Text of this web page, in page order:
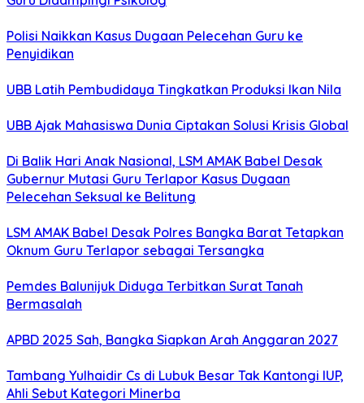
Polisi Naikkan Kasus Dugaan Pelecehan Guru ke
Penyidikan
UBB Latih Pembudidaya Tingkatkan Produksi Ikan Nila
UBB Ajak Mahasiswa Dunia Ciptakan Solusi Krisis Global
Di Balik Hari Anak Nasional, LSM AMAK Babel Desak
Gubernur Mutasi Guru Terlapor Kasus Dugaan
Pelecehan Seksual ke Belitung
LSM AMAK Babel Desak Polres Bangka Barat Tetapkan
Oknum Guru Terlapor sebagai Tersangka
Pemdes Balunijuk Diduga Terbitkan Surat Tanah
Bermasalah
APBD 2025 Sah, Bangka Siapkan Arah Anggaran 2027
Tambang Yulhaidir Cs di Lubuk Besar Tak Kantongi IUP,
Ahli Sebut Kategori Minerba